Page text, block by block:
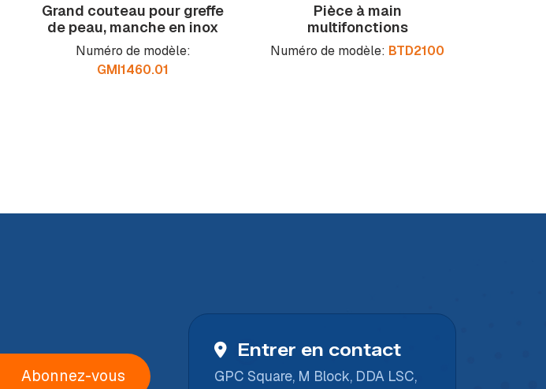
Grand couteau pour greffe
de peau, manche en inox
Numéro de modèle:
GMI1460.01
Pièce à main
multifonctions
Numéro de modèle: BTD2100
Abonnez-vous
Entrer en contact
GPC Square, M Block, DDA LSC,